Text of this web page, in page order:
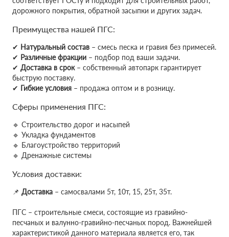
дорожного покрытия, обратной засыпки и других задач.
Преимущества нашей ПГС:
✔ Натуральный состав – смесь песка и гравия без примесей.
✔ Различные фракции – подбор под ваши задачи.
✔ Доставка в срок– собственный автопарк гарантирует
быструю поставку.
✔ Гибкие условия – продажа оптом и в розницу.
Сферы применения ПГС:
🔹 Строительство дорог и насыпей
🔹 Укладка фундаментов
🔹 Благоустройство территорий
🔹 Дренажные системы
Условия доставки:
📌 Доставка – самосвалами 5т, 10т, 15, 25т, 35т.
ПГС – строительные смеси, состоящие из гравийно-
песчаных и валунно-гравийно-песчаных пород. Важнейшей
характеристикой данного материала является его, так